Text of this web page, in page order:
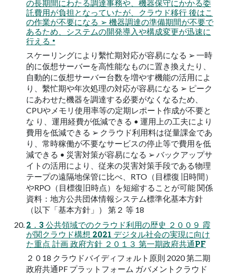
の長期間にわたる調達事務や、機器保守にかかる委
託費用が負担となっていたが、クラウド移行 後はこ
の作業が不要になる ➢ 機器調達の準備期間が不要で
あるため、システムの開発導入や構成変更が迅速に
行える •
スケーリングにより繫忙期対応が容易になる ➢ 一時
的に仮想サーバーを高性能なものに置き換えたり、
自動的に仮想サーバー台数を増やす機能の活用によ
り、繫忙期や年次処理の対応が容易になる ➢ ピーク
にあわせた機器を調達する必要がなくなるため、
CPUやメモリ使用率等の定期レポート作成が不要と
な り、運用経費が低減できる • 運用上の工夫により
費用を低減できる ➢ クラウド利用料は従量課金であ
り、常時稼働が不要なサービスの停止等で費用を低
減できる • 災害対策が容易になる ➢ バックアップサ
イトの活用により、従来の災害対策手段である物理
テープの遠隔地保管に比べ、RTO（目標復 旧時間）
やRPO（目標復旧時点）を短縮することが可能 関係
資料：地方公共団体情報システム標準化基本方針
（以下「基本方針」） 第２ 等 18
2．3 公共領域でのクラウド利用の歴史 ２００９ 霞
が関クラウド構想 2021 デジタル社会の実現に向け
た重点 計画 政府方針 ２０１３ 第一期政府共通PF
２０18 クラウドバイディフォルト原則 2020 第二期
政府共通PF プラットフォーム ガバメントクラウド